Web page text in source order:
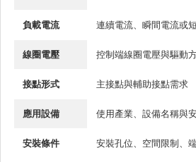
負載電流 連續電流、瞬間電流或
線圈電壓 控制端線圈電壓與驅動
接點形式 主接點與輔助接點需求
應用設備 使用產業、設備名稱與
安裝條件 安裝孔位、空間限制、